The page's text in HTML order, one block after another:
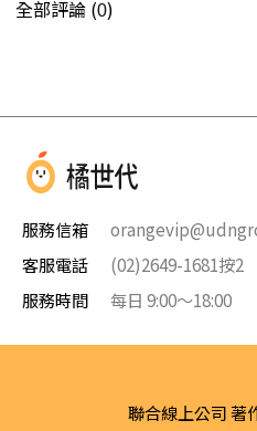
全部評論 (0)
服務信箱
客服電話
(02)2649-1681按2
服務時間
每日 9:00～18:00
聯合線上公司 著